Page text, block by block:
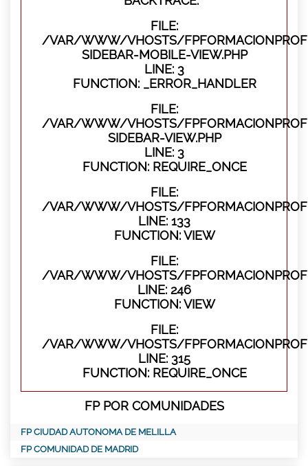
FILE:
/VAR/WWW/VHOSTS/
SIDEBAR-MOBILE-VIEW.PHP
LINE: 3
FUNCTION: _ERROR_HANDLER
FILE:
/VAR/WWW/VHOSTS/
SIDEBAR-VIEW.PHP
LINE: 3
FUNCTION: REQUIRE_ONCE
FILE:
/VAR/WWW/VHOSTS/
LINE: 133
FUNCTION: VIEW
FILE:
/VAR/WWW/VHOSTS/
LINE: 246
FUNCTION: VIEW
FILE:
/VAR/WWW/VHOSTS/
LINE: 315
FUNCTION: REQUIRE_ONCE
FP POR COMUNIDADES
FP CIUDAD AUTONOMA DE MELILLA
FP COMUNIDAD DE MADRID